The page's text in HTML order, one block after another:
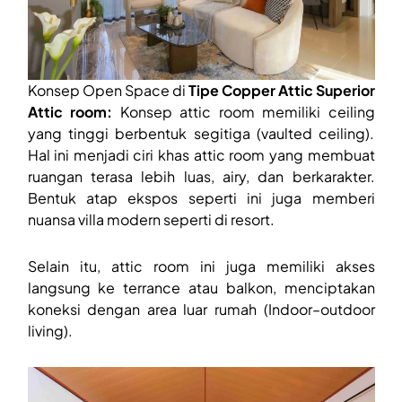
Konsep Open Space diTipe Copper Attic Superior
Attic room: Konsep attic room memiliki ceiling
yang tinggi berbentuk segitiga (vaulted ceiling).
Hal ini menjadi ciri khas attic room yang membuat
ruangan terasa lebih luas, airy, dan berkarakter.
Bentuk atap ekspos seperti ini juga memberi
nuansa villa modern seperti di resort.
Selain itu, attic room ini juga memiliki akses
langsung ke terrance atau balkon, menciptakan
koneksi dengan area luar rumah (Indoor–outdoor
living).